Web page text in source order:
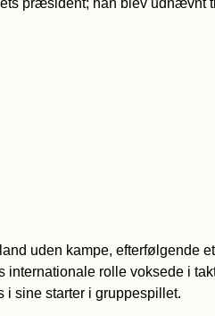
præsident; han blev udnævnt
uden kampe, efterfølgende
rolle voksede i
i sine starter i gruppespillet.